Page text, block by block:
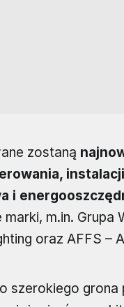
zostaną
i
m.in. Grupa
oraz AFFS –
szerokiego